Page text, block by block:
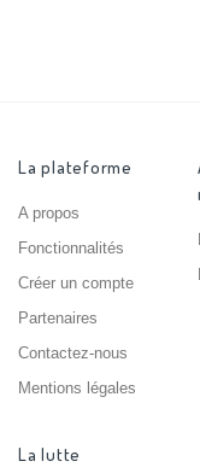
La plateforme
A propos
Fonctionnalités
Créer un compte
Partenaires
Contactez-nous
Mentions légales
La lutte